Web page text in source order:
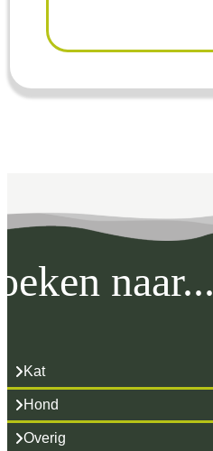
naar...
Kat
Hond
Overig